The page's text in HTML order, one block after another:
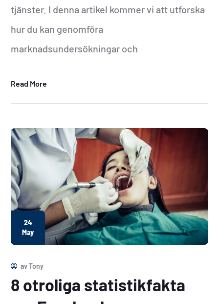
tjänster. I denna artikel kommer vi att utforska
hur du kan genomföra
marknadsundersökningar och
Read More
24
May
avTony
8 otroliga statistikfakta